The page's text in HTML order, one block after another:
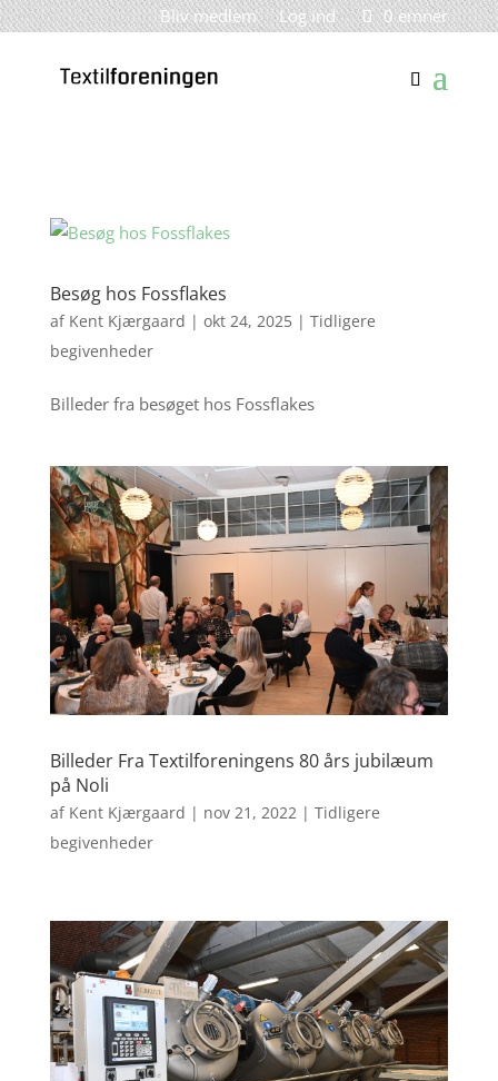
Bliv medlem Log ind 0 emner
Besøg hos Fossflakes
af Kent Kjærgaard | okt 24, 2025| Tidligere
begivenheder
Billeder fra besøget hos Fossflakes
Billeder Fra Textilforeningens 80 års jubilæum
på Noli
af Kent Kjærgaard | nov 21, 2022| Tidligere
begivenheder